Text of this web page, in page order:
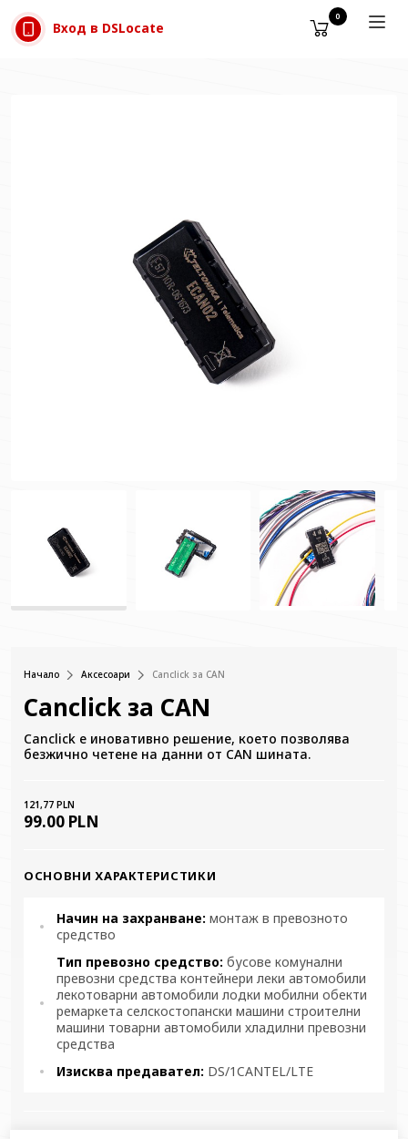
Прескачане към съдържанието
Вход в DSLocate
0
Начало Аксесоари Canclick за CAN
Canclick за CAN
Canclick е иновативно решение, което позволява
безжично четене на данни от CAN шината.
121,77 PLN
99.00 PLN
ОСНОВНИ ХАРАКТЕРИСТИКИ
Начин на захранване: монтаж в превозното
средство
Тип превозно средство: бусове комунални
превозни средства контейнери леки автомобили
лекотоварни автомобили лодки мобилни обекти
ремаркета селскостопански машини строителни
машини товарни автомобили хладилни превозни
средства
Изисква предавател: DS/1CANTEL/LTE